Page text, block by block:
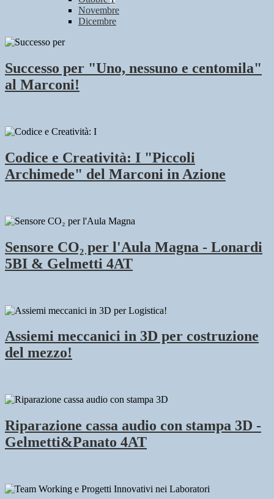
Novembre
Dicembre
Successo per "Uno, nessuno e centomila"
al Marconi!
Codice e Creatività: I "Piccoli
Archimede" del Marconi in Azione
Sensore CO₂ per l'Aula Magna - Lonardi
5BI & Gelmetti 4AT
Assiemi meccanici in 3D per costruzione
del mezzo!
Riparazione cassa audio con stampa 3D -
Gelmetti&Panato 4AT